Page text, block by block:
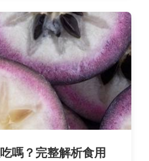
嗎？完整解析食用